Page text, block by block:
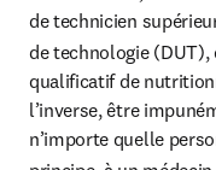
de technicien
de technologie
qualificatif de
l’inverse, être
n’importe quelle